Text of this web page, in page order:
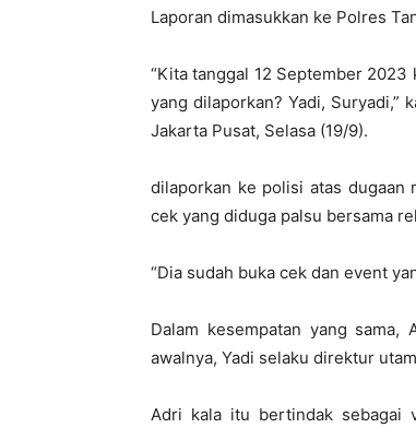
Laporan dimasukkan ke Polres
“Kita tanggal 12 September
yang dilaporkan? Yadi, Suryadi,”
Jakarta Pusat, Selasa (19/9).
dilaporkan ke polisi atas dugaan
cek yang diduga palsu bersama
“Dia sudah buka cek dan event
Dalam kesempatan yang
awalnya, Yadi selaku direktur
Adri kala itu bertindak sebagai